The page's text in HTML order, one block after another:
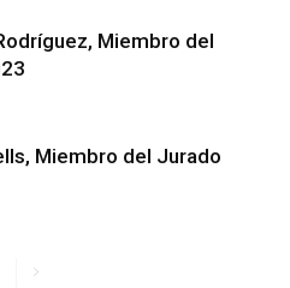
Miembro del
Miembro del Jurado